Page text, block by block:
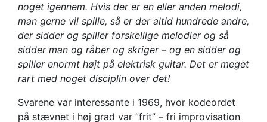
noget igennem. Hvis der er en eller anden melodi,
man gerne vil spille, så er der altid hundrede andre,
der sidder og spiller forskellige melodier og så
sidder man og råber og skriger – og en sidder og
spiller enormt højt på elektrisk guitar. Det er meget
rart med noget disciplin over det!
Svarene var interessante i 1969, hvor kodeordet
på stævnet i høj grad var ”frit” – fri improvisation